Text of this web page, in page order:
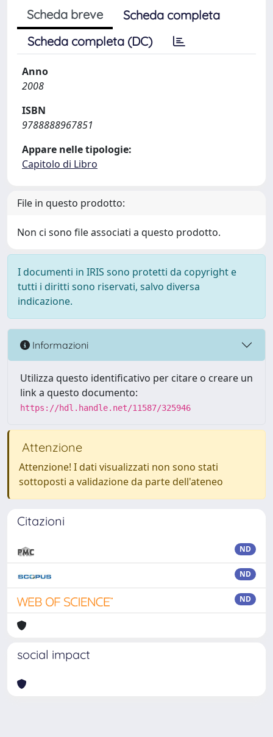
Scheda breve
Scheda completa
Scheda completa (DC)
Anno
2008
ISBN
9788888967851
Appare nelle tipologie:
Capitolo di Libro
File in questo prodotto:
Non ci sono file associati a questo prodotto.
I documenti in IRIS sono protetti da copyright e
tutti i diritti sono riservati, salvo diversa
indicazione.
Informazioni
Utilizza questo identificativo per citare o creare un
link a questo documento:
https://hdl.handle.net/11587/325946
Attenzione
Attenzione! I dati visualizzati non sono stati
sottoposti a validazione da parte dell'ateneo
Citazioni
ND
ND
ND
social impact